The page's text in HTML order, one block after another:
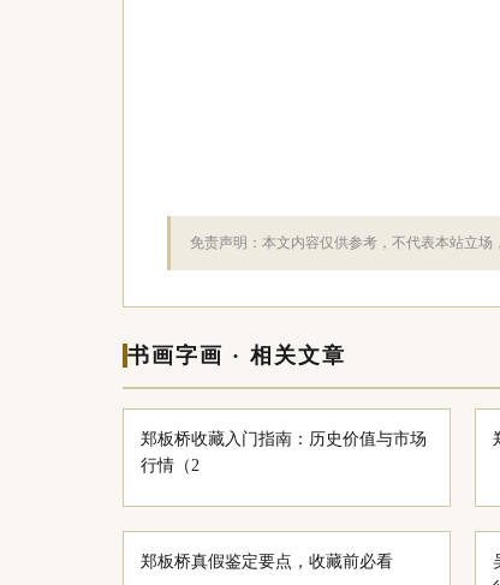
免责声明：本文内容仅供参考，不代表本站立场
书画字画 · 相关文章
郑板桥收藏入门指南：历史价值与市场
行情（2
郑板桥真假鉴定要点，收藏前必看